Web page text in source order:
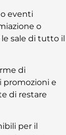
eventi
o
sale di tutto il
di
promozioni e
di restare
per il